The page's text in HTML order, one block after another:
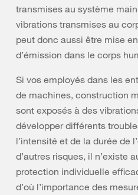
transmises au système
vibrations transmises au
peut donc aussi être mise
d’émission dans le corps
Si vos employés dans les
de machines, construction
sont exposés à des
développer différents
l’intensité et de la durée de
d’autres risques, il n’existe
protection individuelle
d’où l’importance des